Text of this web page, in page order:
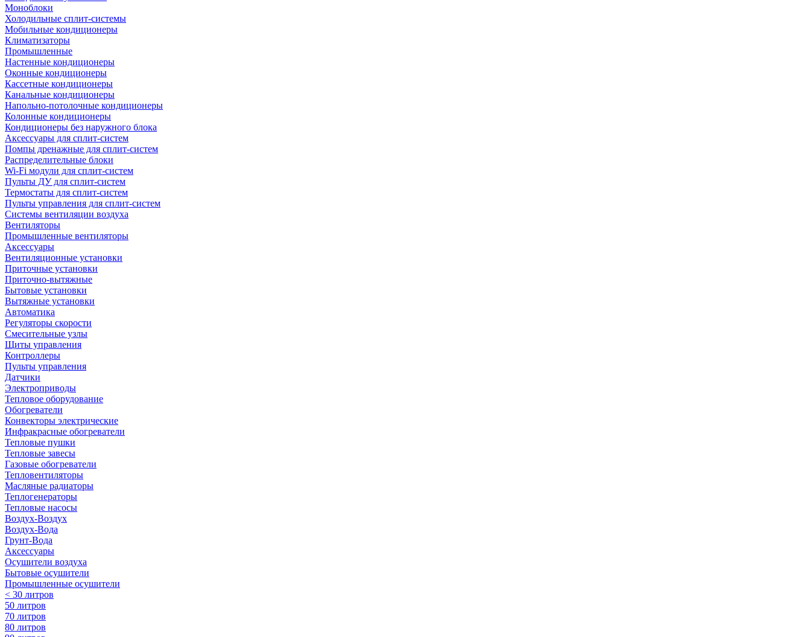
Моноблоки
Холодильные сплит-системы
Мобильные кондиционеры
Климатизаторы
Промышленные
Настенные кондиционеры
Оконные кондиционеры
Кассетные кондиционеры
Канальные кондиционеры
Напольно-потолочные кондиционеры
Колонные кондиционеры
Кондиционеры без наружного блока
Аксессуары для сплит-систем
Помпы дренажные для сплит-систем
Распределительные блоки
Wi-Fi модули для сплит-систем
Пульты ДУ для сплит-систем
Термостаты для сплит-систем
Пульты управления для сплит-систем
Системы вентиляции воздуха
Вентиляторы
Промышленные вентиляторы
Аксессуары
Вентиляционные установки
Приточные установки
Приточно-вытяжные
Бытовые установки
Вытяжные установки
Автоматика
Регуляторы скорости
Смесительные узлы
Щиты управления
Контроллеры
Пульты управления
Датчики
Электроприводы
Тепловое оборудование
Обогреватели
Конвекторы электрические
Инфракрасные обогреватели
Тепловые пушки
Тепловые завесы
Газовые обогреватели
Тепловентиляторы
Масляные радиаторы
Теплогенераторы
Тепловые насосы
Воздух-Воздух
Воздух-Вода
Грунт-Вода
Аксессуары
Осушители воздуха
Бытовые осушители
Промышленные осушители
< 30 литров
50 литров
70 литров
80 литров